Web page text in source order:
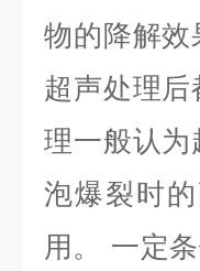
物的降解
超声处理
理一般认
泡爆裂时
用。
一定